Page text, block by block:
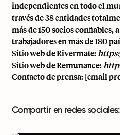
independientes en todo el
través de 38 entidades
más de 150 socios confiables,
trabajadores en más de 180
Sitio web de Rivermate:
Sitio web de Remunance:
Contacto de prensa:[email
Compartir en redes sociales: